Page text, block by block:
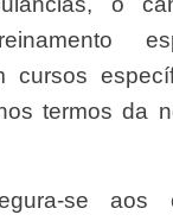
cursos
termos da